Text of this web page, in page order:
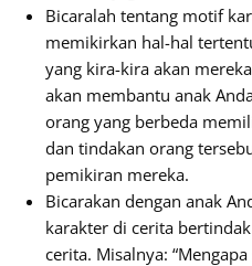
Bicaralah tentang motif
memikirkan hal-hal
yang kira-kira akan
akan membantu anak
orang yang berbeda
dan tindakan orang
pemikiran mereka.
Bicarakan dengan anak
karakter di cerita
cerita. Misalnya: